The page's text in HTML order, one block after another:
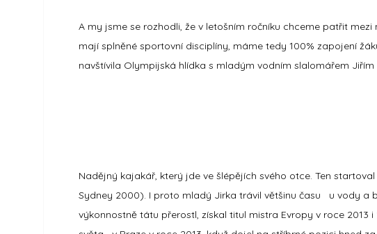
A my jsme se rozhodli, že v letošním ročníku chceme patřit
mají splněné sportovní disciplíny, máme tedy 100% zapojení
navštívila Olympijská hlídka s mladým vodním slalomářem Jiřím
Nadějný kajakář, který jde ve šlépějích svého otce. Ten
Sydney 2000). I proto mladý Jirka trávil většinu času u vody a
výkonnostně tátu přerostl, získal titul mistra Evropy v roce 2013